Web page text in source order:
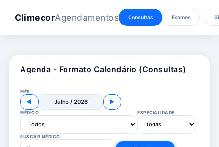
ClimecorAgendamentos Consultas Exames
Agenda - Formato Calendário (Consultas)
MÊS
◀ Julho / 2026 ▶
MÉDICO ESPECIALIDADE
BUSCAR MÉDICO